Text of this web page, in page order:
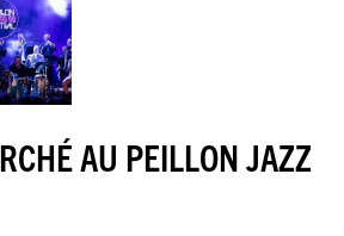
AU PEILLON JAZZ